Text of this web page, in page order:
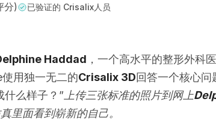
分) 已验证的 Crisalix人员
Haddad ，一个高水平的整形外科
用独一无二的Crisalix 3D回答一个核心问
什么样子？” 上传三张标准的照片到网上
里面看到崭新的自己。